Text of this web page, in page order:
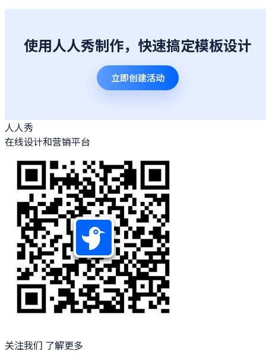
使用人人秀制作，快速搞定模板设计
立即创建活动
人人秀
在线设计和营销平台
关注我们 了解更多